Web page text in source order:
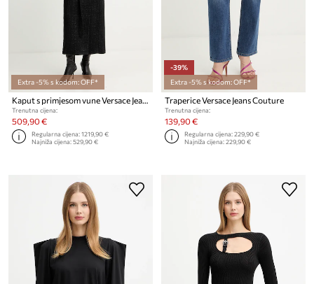
Extra -5% s kodom: OFF*
Kaput s primjesom vune Versace Jeans Couture
Trenutna cijena:
509,90 €
Regularna cijena:1219,90 €
Najniža cijena:529,90 €
-39%
Extra -5% s kodom: OFF*
Traperice Versace Jeans Couture
Trenutna cijena:
139,90 €
Regularna cijena:229,90 €
Najniža cijena:229,90 €